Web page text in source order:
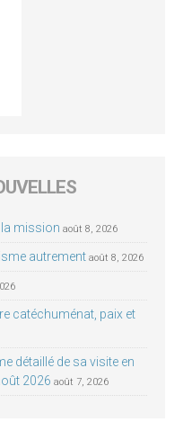
la mission août 8, 2026
autrement août 8, 2026
catéchuménat, paix et
détaillé de sa visite en
2026 août 7, 2026